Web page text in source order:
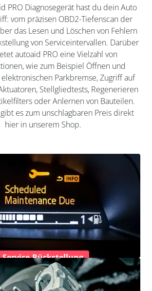
PRO Diagnosegerät hast du dein Auto
vom präzisen OBD2-Tiefenscan der
das Lesen und Löschen von Fehlern
von Serviceintervallen. Darüber
autoaid PRO eine Vielzahl von
wie zum Beispiel Öffnen und
Parkbremse, Zugriff auf
Stellgliedtests, Regenerieren
oder Anlernen von Bauteilen.
es zum unschlagbaren Preis direkt
hier in unserem Shop.
Service-Rückstellung